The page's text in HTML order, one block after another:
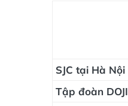
SJC tại Hà Nội
Tập đoàn DOJI